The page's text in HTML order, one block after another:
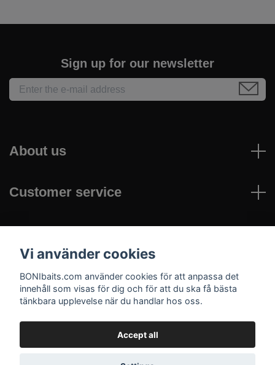
Sign up for our newsletter
About us
Customer service
Social Media
Vi använder cookies
BONIbaits.com använder cookies för att anpassa det
innehåll som visas för dig och för att du ska få bästa
tänkbara upplevelse när du handlar hos oss.
Accept all